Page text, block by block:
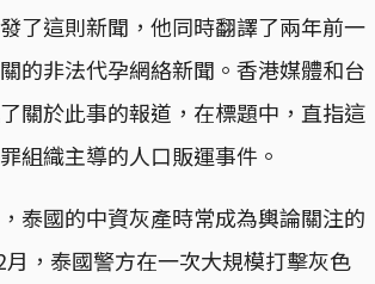
發了這則新聞，他同時翻譯了兩年前一
的非法代孕網絡新聞。香港媒體和台
關於此事的報道，在標題中，直指這
組織主導的人口販運事件。
泰國的中資灰產時常成為輿論關注的
，泰國警方在一次大規模打擊灰色